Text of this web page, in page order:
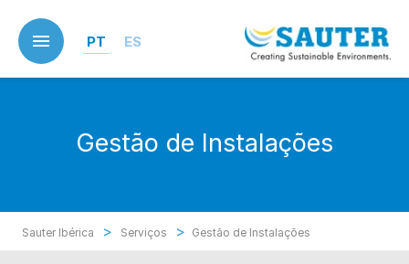
main
content
PT ES
Gestão de Instalações
Sauter Ibérica > Serviços > Gestão de Instalações